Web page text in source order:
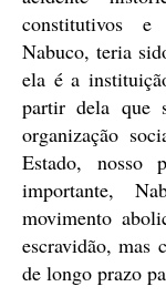
constitutivos e
Nabuco, teria
ela é a
partir dela que
organização
Estado, nosso
importante,
movimento
escravidão, mas
de longo prazo